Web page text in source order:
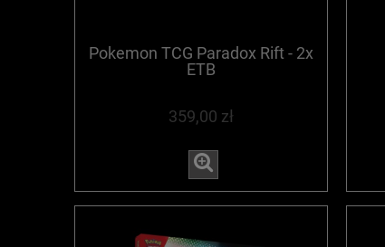
Pokemon TCG Paradox Rift - 2x
ETB
359,00 zł